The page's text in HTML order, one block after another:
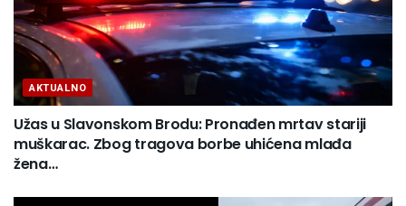
AKTUALNO
Užas u Slavonskom Brodu: Pronađen mrtav stariji
muškarac. Zbog tragova borbe uhićena mlađa
žena…